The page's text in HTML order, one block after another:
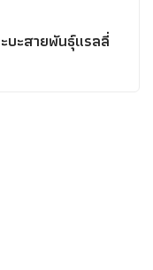
บะสายพันธุ์แรลลี่